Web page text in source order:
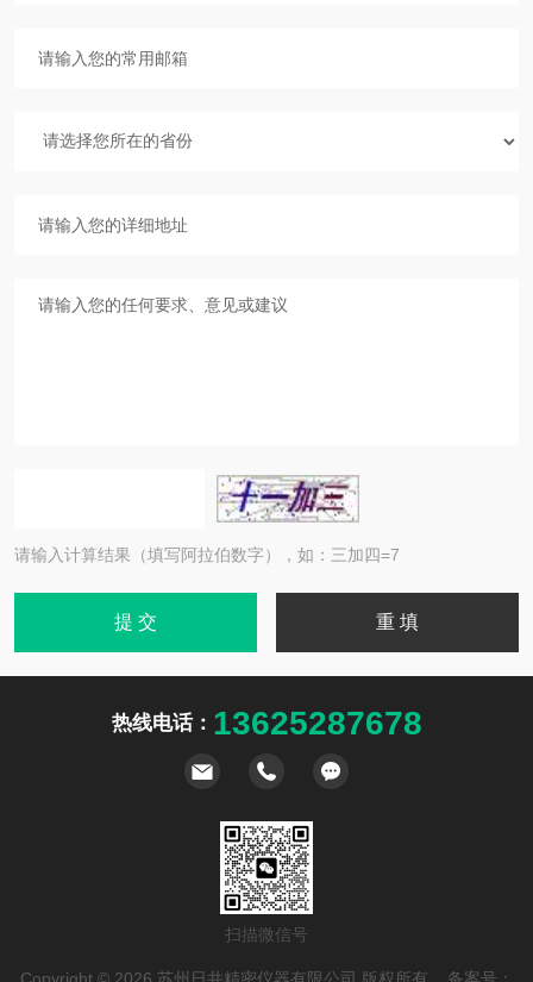
请输入计算结果（填写阿拉伯数字），如：三加四=7
热线电话： 13625287678
扫描微信号